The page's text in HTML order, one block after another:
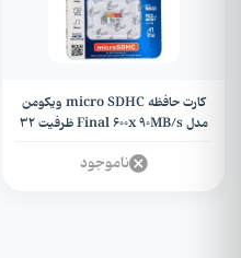
کارت حافظه micro SDHC ویکومن
مدل Final 600x 90MB/s ظرفیت 32
ناموجود